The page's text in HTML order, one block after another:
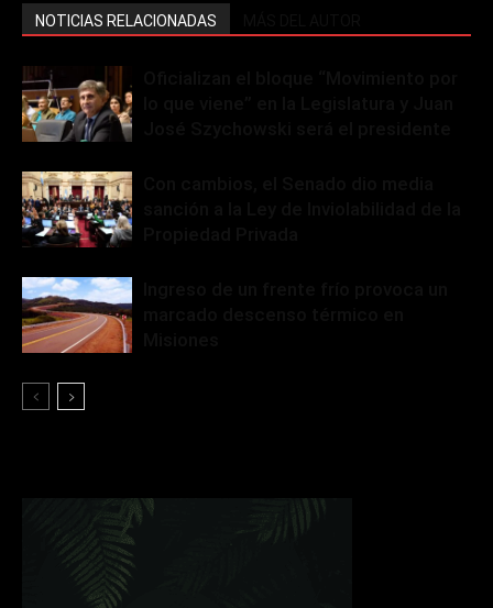
NOTICIAS RELACIONADAS